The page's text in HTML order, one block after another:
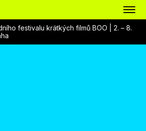
festivalu krátkých filmů BOO | 2. – 8.